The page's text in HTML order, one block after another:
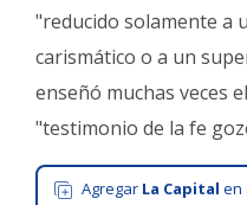
Cultura
Tecnología
Gastronomía
Interés
"reducido solamente a
carismático o a un
enseñó muchas veces
"testimonio de la fe
Agregar La Capital en